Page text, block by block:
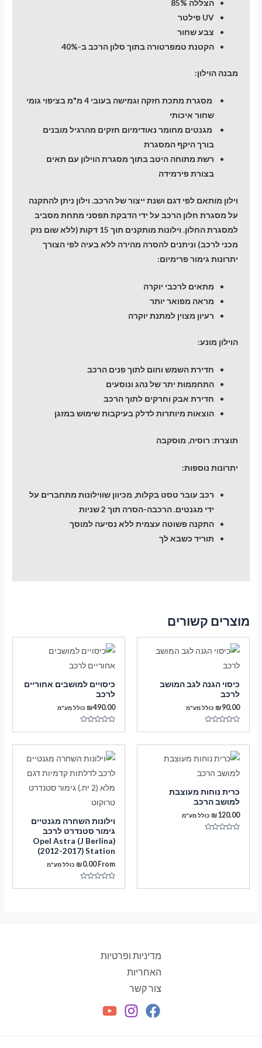
הצללה 85%
UV פילטר
צבע שחור
הקטנת טמפרטורה בתוך סלון הרכב ב-40%
מבנה הוילון:
מסגרת מתכת חזקה וגמישה בעובי 4 מ"מ בציפוי גומי
שחור איכותי
מגנטים מחומר נאודימיום חזקים מהרגיל מובנים
בורך היקף המסגרת
רשת מתוחה היטב בתוך מסגרת הוילון עם תאים
בצורת פירמידה
וילון מותאם לפי דגם ושנת ייצור של הרכב. וילון ניתן להתקנה
על מסגרת חלון הרכב על ידי הדבקת תפסני מתחת מסביב
למסגרת החלון. וילונות מותקנים תוך 15 דקות (ללא שום נזק
מכני לרכב) וניתנים להסרה מהירה ללא בעיה לפי הצורך
יתרונות גימור פרימיום:
מתאים לרכבי יוקרה
מראה מפואר יותר
רעיון מצוין למתנת יוקרה
הוילון מונע:
חדירת השמש וחום לתוך פנים הרכב
התחממות יתר של נהג ונוסעים
חדירת אבק וחרקים לתוך הרכב
הוצאות מיותרות לדלק בעיקבות שימוש במזגן
תוצרת: רוסיה, מוסקבה
יתרונות נוספות:
רכב עובר טסט בקלות, מכיוון שווילונות מתחברים על
ידי מגנטים. הרכבה-הסרה תוך 2 שניות
התקנה פשוטה עצמית ללא נסיעה למוסך
תוריד כשבא לך
מוצרים קשורים
כיסוי הגנה לגב המושב
לרכב
₪90.00 כולל מע"מ
כיסויים למושבים אחוריים
לרכב
₪490.00 כולל מע"מ
כרית נוחות מעוצבת
למושב הרכב
₪120.00 כולל מע"מ
וילונות השחרה מגנטיים
גימור סטנדרט לרכב
Opel Astra (J Berlina)
(2012-2017) Station
From
₪0.00 כולל מע"מ
מדיניות ופרטיות
האחריות
צור קשר